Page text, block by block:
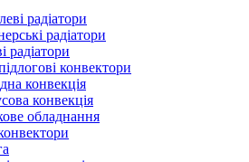
радіатори
радіатори
радіатори
конвектори
конвекція
конвекція
обладнання